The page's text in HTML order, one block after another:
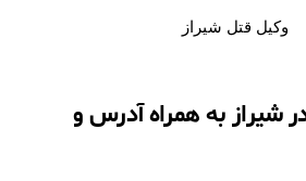
شیراز به همراه آدرس و